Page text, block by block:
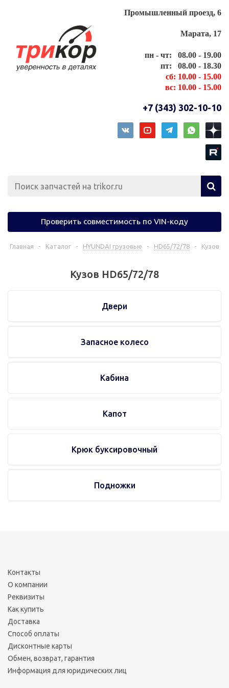
Промышленный проезд, 6
Марата, 17
пн - чт: 08.00 - 19.00
пт: 08.00 - 18.30
сб: 10.00 - 15.00
вс: 10.00 - 15.00
+7 (343) 302-10-10
Проверить совместимость по VIN-коду
Главная - Каталог - HYUNDAI грузовые - HD65/72/78 - Кузов
Кузов HD65/72/78
Двери
Запасное колесо
Кабина
Капот
Крюк буксировочный
Подножки
Контакты
О компании
Реквизиты
Как купить
Доставка
Способ оплаты
Дисконтные карты
Обмен, возврат, гарантия
Информация для юридических лиц